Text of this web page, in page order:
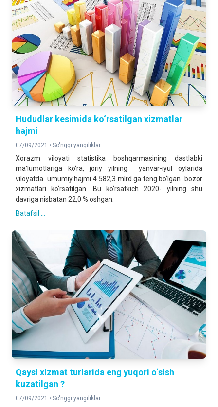
Hududlar kesimida ko‘rsatilgan xizmatlar
hajmi
07/09/2021 • So'nggi yangiliklar
Xorazm viloyati statistika boshqarmasining dastlabki
ma’lumotlariga ko‘ra, joriy yilning yanvar-iyul oylarida
viloyatda umumiy hajmi 4 582,3 mlrd.ga teng bo‘lgan bozor
xizmatlari ko‘rsatilgan. Bu ko‘rsatkich 2020- yilning shu
davriga nisbatan 22,0 % oshgan.
Batafsil ...
Qaysi xizmat turlarida eng yuqori o‘sish
kuzatilgan ?
07/09/2021 • So'nggi yangiliklar